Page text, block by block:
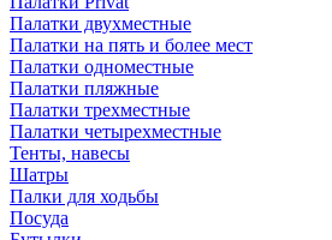
Палатки двухместные
Палатки на пять и более мест
Палатки одноместные
Палатки пляжные
Палатки трехместные
Палатки четырехместные
Тенты, навесы
Шатры
Палки для ходьбы
Посуда